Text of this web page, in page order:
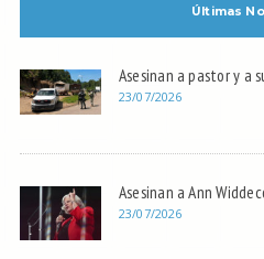
Últimas
Asesinan a pastor y a
23/07/2026
Asesinan a Ann
23/07/2026